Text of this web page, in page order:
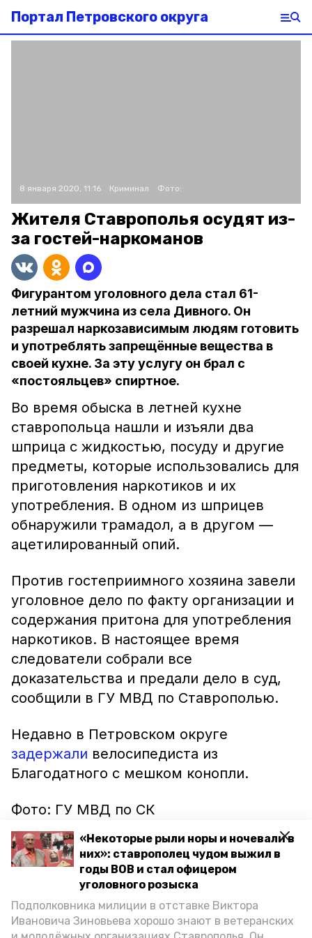
«Некоторые рыли норы и ночевали в
них»: ставрополец чудом выжил в
годы ВОВ и стал офицером
уголовного розыска
Подполковника милиции в отставке Виктора
Ивановича Зиновьева хорошо знают в ветеранских
Портал Петровского округа
8 января 2020, 11:16 Криминал Фото:
Жителя Ставрополья осудят из-
за гостей-наркоманов
Фигурантом уголовного дела стал 61-
летний мужчина из села Дивного. Он
разрешал наркозависимым людям готовить
и употреблять запрещённые вещества в
своей кухне. За эту услугу он брал с
«постояльцев» спиртное.
Во время обыска в летней кухне
ставропольца нашли и изъяли два
шприца с жидкостью, посуду и другие
предметы, которые использовались для
приготовления наркотиков и их
употребления. В одном из шприцев
обнаружили трамадол, а в другом —
ацетилированный опий.
Против гостеприимного хозяина завели
уголовное дело по факту организации и
содержания притона для употребления
наркотиков. В настоящее время
следователи собрали все
доказательства и предали дело в суд,
сообщили в ГУ МВД по Ставрополью.
Недавно в Петровском округе
задержали велосипедиста из
Благодатного с мешком конопли.
Фото: ГУ МВД по СК